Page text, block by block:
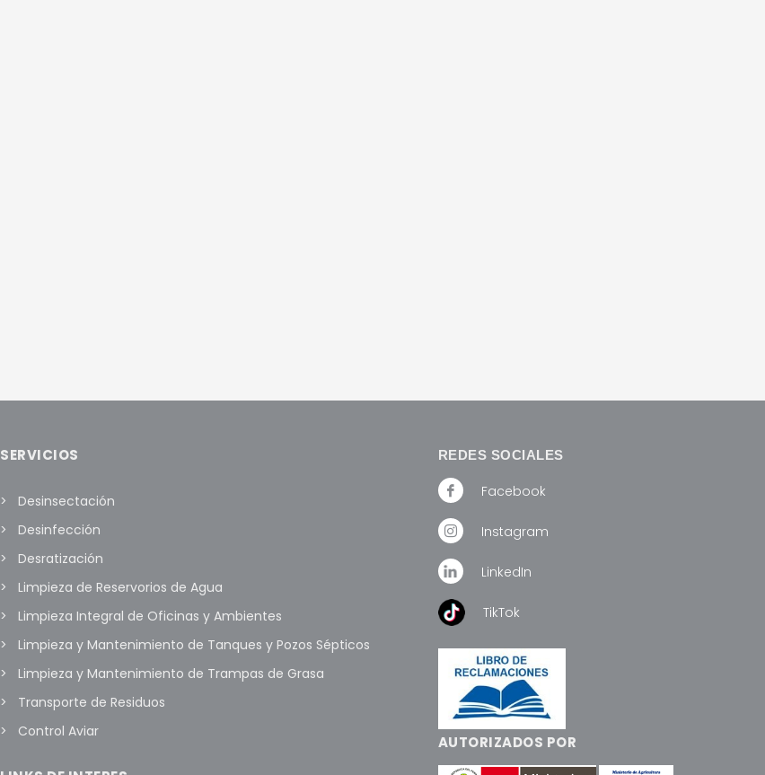
SERVICIOS
Desinsectación
Desinfección
Desratización
Limpieza de Reservorios de Agua
Limpieza Integral de Oficinas y Ambientes
Limpieza y Mantenimiento de Tanques y Pozos Sépticos
Limpieza y Mantenimiento de Trampas de Grasa
Transporte de Residuos
Control Aviar
REDES SOCIALES
Facebook
Instagram
LinkedIn
TikTok
AUTORIZADOS POR